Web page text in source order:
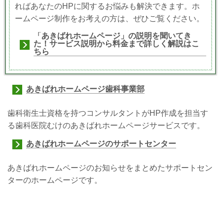
ればあなたのHPに関するお悩みも解決できます。ホ
ームページ制作をお考えの方は、ぜひご覧ください。
「あきばれホームページ」の説明を聞いてき
た！サービス説明から料金まで詳しく解説はこ
ちら
あきばれホームページ歯科事業部
歯科衛生士資格を持つコンサルタントがHP作成を担当す
る歯科医院むけのあきばれホームページサービスです。
あきばれホームページのサポートセンター
あきばれホームページのお知らせをまとめたサポートセン
ターのホームページです。